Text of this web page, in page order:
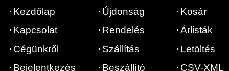
Kezdőlap
Kapcsolat
Cégünkről
Bejelentkezés
Újdonság
Rendelés
Szállítás
Beszállító
Kosár
Árlisták
Letöltés
CSV-XML